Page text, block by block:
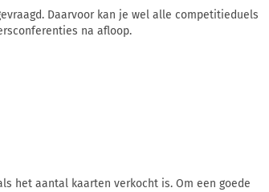
Daarvoor kan je wel alle competitieduels
na afloop.
het aantal kaarten verkocht is. Om een goede